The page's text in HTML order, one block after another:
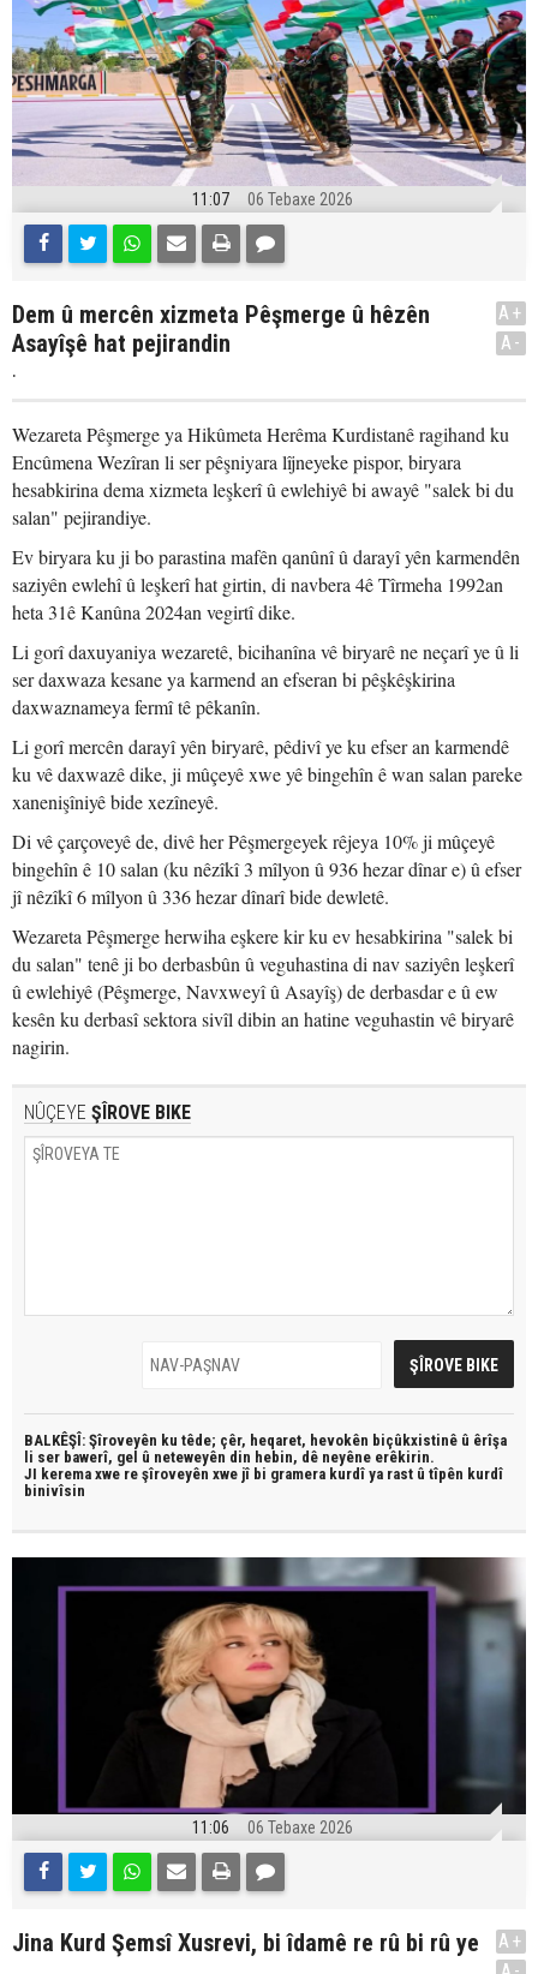
11:07 06 Tebaxe 2026
Dem û mercên xizmeta Pêşmerge û hêzên
Asayîşê hat pejirandin
.
A+
A-
Wezareta Pêşmerge ya Hikûmeta Herêma Kurdistanê ragihand ku
Encûmena Wezîran li ser pêşniyara lîjneyeke pispor, biryara
hesabkirina dema xizmeta leşkerî û ewlehiyê bi awayê "salek bi du
salan" pejirandiye.
Ev biryara ku ji bo parastina mafên qanûnî û darayî yên karmendên
saziyên ewlehî û leşkerî hat girtin, di navbera 4ê Tîrmeha 1992an
heta 31ê Kanûna 2024an vegirtî dike.
Li gorî daxuyaniya wezaretê, bicihanîna vê biryarê ne neçarî ye û li
ser daxwaza kesane ya karmend an efseran bi pêşkêşkirina
daxwaznameya fermî tê pêkanîn.
Li gorî mercên darayî yên biryarê, pêdivî ye ku efser an karmendê
ku vê daxwazê dike, ji mûçeyê xwe yê bingehîn ê wan salan pareke
xanenişîniyê bide xezîneyê.
Di vê çarçoveyê de, divê her Pêşmergeyek rêjeya 10% ji mûçeyê
bingehîn ê 10 salan (ku nêzîkî 3 mîlyon û 936 hezar dînar e) û efser
jî nêzîkî 6 mîlyon û 336 hezar dînarî bide dewletê.
Wezareta Pêşmerge herwiha eşkere kir ku ev hesabkirina "salek bi
du salan" tenê ji bo derbasbûn û veguhastina di nav saziyên leşkerî
û ewlehiyê (Pêşmerge, Navxweyî û Asayîş) de derbasdar e û ew
kesên ku derbasî sektora sivîl dibin an hatine veguhastin vê biryarê
nagirin.
NÛÇEYE ŞÎROVE BIKE
BALKÊŞÎ: Şîroveyên ku têde; çêr, heqaret, hevokên biçûkxistinê û êrîşa
li ser bawerî, gel û neteweyên din hebin, dê neyêne erêkirin.
JI kerema xwe re şîroveyên xwe jî bi gramera kurdî ya rast û tîpên kurdî
binivîsin
11:06 06 Tebaxe 2026
Jina Kurd Şemsî Xusrevi, bi îdamê re rû bi rû ye
A+